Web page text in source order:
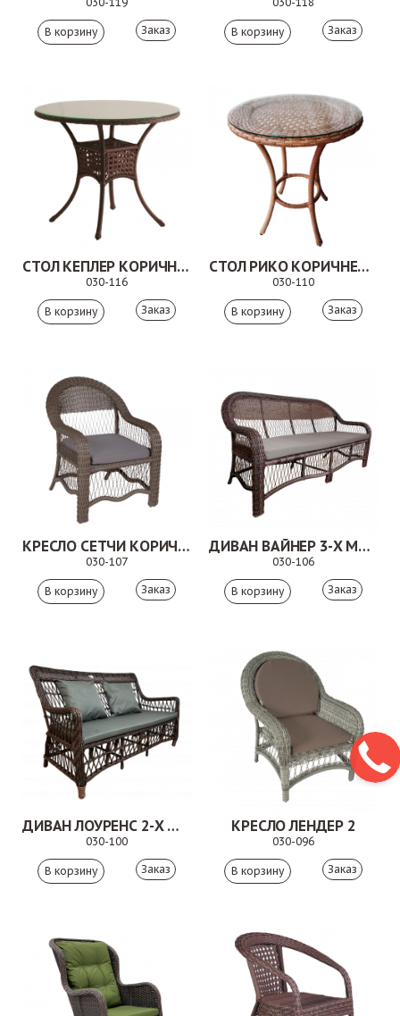
Заказ Заказ
СТОЛ КЕПЛЕР КОРИЧНЕВЫЙ
030-116
Заказ
СТОЛ РИКО КОРИЧНЕВЫЙ
030-110
Заказ
КРЕСЛО СЕТЧИ КОРИЧНЕВОЕ
030-107
Заказ
ДИВАН ВАЙНЕР 3-Х МЕСТНЫЙ КОРИЧНЕВЫЙ
030-106
Заказ
ДИВАН ЛОУРЕНС 2-Х МЕСТНЫЙ КОРИЧНЕВЫЙ
030-100
Заказ
КРЕСЛО ЛЕНДЕР 2
030-096
Заказ